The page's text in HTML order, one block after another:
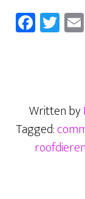
Fa
ce
k
T
wi
Written by
Tagged:
roofdieren